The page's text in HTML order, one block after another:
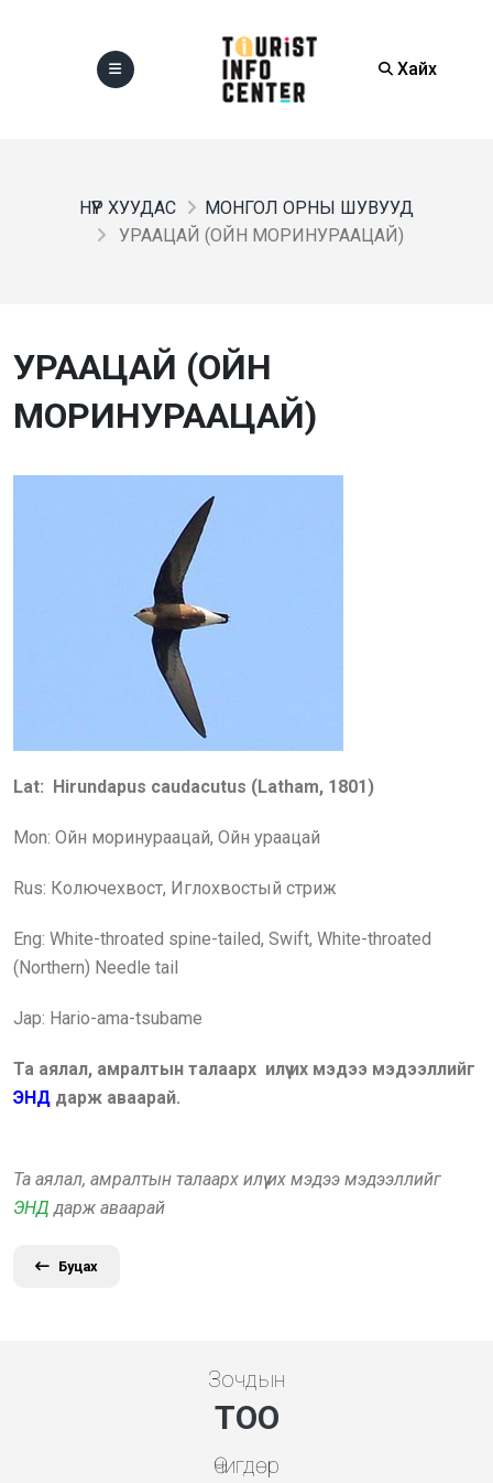
Хайх
НҮҮР ХУУДАС
МОНГОЛ ОРНЫ ШУВУУД
УРААЦАЙ (ОЙН МОРИНУРААЦАЙ)
УРААЦАЙ (ОЙН
МОРИНУРААЦАЙ)
Lat: Hirundapus caudacutus (Latham, 1801)
Mon: Ойн моринураацай, Ойн ураацай
Rus: Колючехвост, Иглохвостый стриж
Eng: White-throated spine-tailed, Swift, White-throated
(Northern) Needle tail
Jap: Hario-ama-tsubame
Та аялал, амралтын талаарх илүү их мэдээ мэдээллийг
ЭНД дарж аваарай.
Та аялал, амралтын талаарх илүү их мэдээ мэдээллийг
ЭНД дарж аваарай
Буцах
Зочдын
ТОО
Өчигдөр